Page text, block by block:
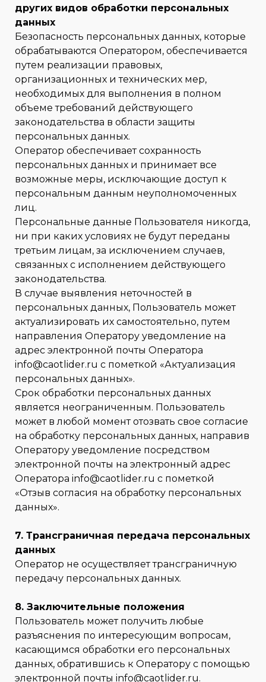
других видов обработки персональных
данных
Безопасность персональных данных, которые
обрабатываются Оператором, обеспечивается
путем реализации правовых,
организационных и технических мер,
необходимых для выполнения в полном
объеме требований действующего
законодательства в области защиты
персональных данных.
Оператор обеспечивает сохранность
персональных данных и принимает все
возможные меры, исключающие доступ к
персональным данным неуполномоченных
лиц.
Персональные данные Пользователя никогда,
ни при каких условиях не будут переданы
третьим лицам, за исключением случаев,
связанных с исполнением действующего
законодательства.
В случае выявления неточностей в
персональных данных, Пользователь может
актуализировать их самостоятельно, путем
направления Оператору уведомление на
адрес электронной почты Оператора
info@caotlider.ru с пометкой «Актуализация
персональных данных».
Срок обработки персональных данных
является неограниченным. Пользователь
может в любой момент отозвать свое согласие
на обработку персональных данных, направив
Оператору уведомление посредством
электронной почты на электронный адрес
Оператора info@caotlider.ru с пометкой
«Отзыв согласия на обработку персональных
данных».
7. Трансграничная передача персональных
данных
Оператор не осуществляет трансграничную
передачу персональных данных.
8. Заключительные положения
Пользователь может получить любые
разъяснения по интересующим вопросам,
касающимся обработки его персональных
данных, обратившись к Оператору с помощью
электронной почты info@caotlider.ru.